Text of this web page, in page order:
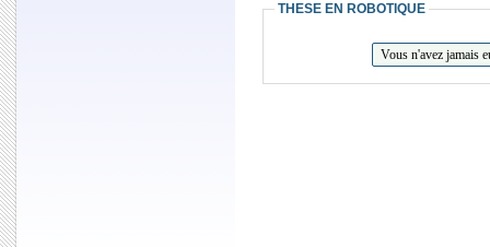
THESE EN ROBOTIQUE